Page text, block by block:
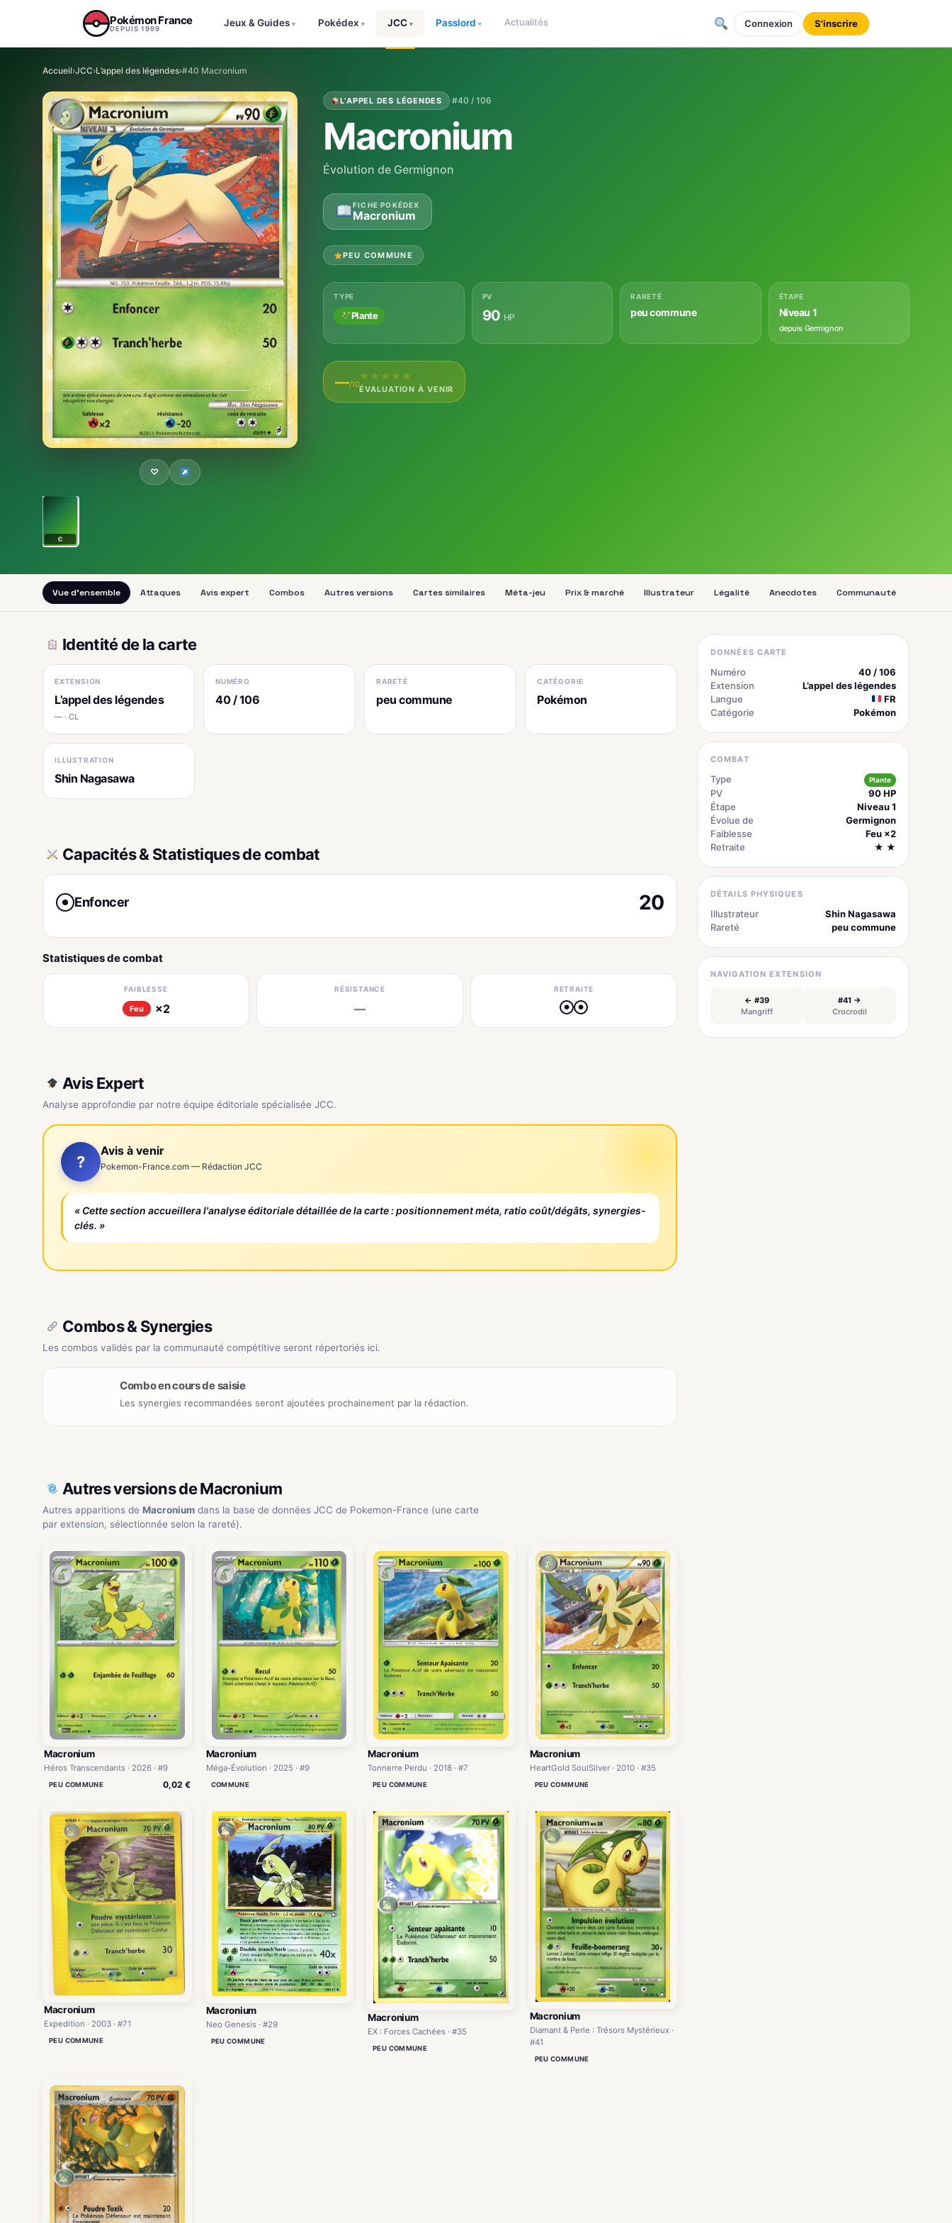
Pokémon France
DEPUIS 1999
Jeux & Guides ▾ Pokédex ▾ JCC ▾ Passlord ▾ Actualités Connexion S'inscrire
Accueil›JCC›L’appel des légendes›#40 Macronium
♡
C
L’APPEL DES LÉGENDES ·#40 / 106
Macronium
Évolution de Germignon
FICHE POKÉDEX
Macronium
PEU COMMUNE
TYPE
Plante
PV
90 HP
RARETÉ
peu commune
ÉTAPE
Niveau 1
depuis Germignon
—/10
★ ★ ★ ★ ★
ÉVALUATION À VENIR
Vue d'ensemble Attaques Avis expert Combos Autres versions Cartes similaires Méta-jeu Prix & marché Illustrateur Légalité Anecdotes Communauté
Identité de la carte
EXTENSION
L’appel des légendes
— · CL
NUMÉRO
40 / 106
RARETÉ
peu commune
CATÉGORIE
Pokémon
ILLUSTRATION
Shin Nagasawa
Capacités & Statistiques de combat
● Enfoncer 20
Statistiques de combat
FAIBLESSE
Feu ×2
RÉSISTANCE
—
RETRAITE
● ●
Avis Expert
Analyse approfondie par notre équipe éditoriale spécialisée JCC.
?
Avis à venir
Pokemon-France.com — Rédaction JCC
« Cette section accueillera l'analyse éditoriale détaillée de la carte : positionnement méta, ratio coût/dégâts, synergies-
clés. »
Combos & Synergies
Les combos validés par la communauté compétitive seront répertoriés ici.
Combo en cours de saisie
Les synergies recommandées seront ajoutées prochainement par la rédaction.
Autres versions de Macronium
Autres apparitions de Macronium dans la base de données JCC de Pokemon-France (une carte
par extension, sélectionnée selon la rareté).
Macronium
Héros Transcendants · 2026 · #9
PEU COMMUNE 0,02 €
Macronium
Méga-Évolution · 2025 · #9
COMMUNE
Macronium
Tonnerre Perdu · 2018 · #7
PEU COMMUNE
Macronium
HeartGold SoulSilver · 2010 · #35
PEU COMMUNE
Macronium
Expedition · 2003 · #71
PEU COMMUNE
Macronium
Neo Genesis · #29
PEU COMMUNE
Macronium
EX : Forces Cachées · #35
PEU COMMUNE
Macronium
Diamant & Perle : Trésors Mystérieux ·
#41
PEU COMMUNE
DONNÉES CARTE
Numéro
40 / 106
Extension
L’appel des légendes
Langue
FR
Catégorie
Pokémon
COMBAT
Type Plante
PV
90 HP
Étape
Niveau 1
Évolue de
Germignon
Faiblesse
Feu ×2
Retraite
★ ★
DÉTAILS PHYSIQUES
Illustrateur
Shin Nagasawa
Rareté
peu commune
NAVIGATION EXTENSION
← #39
Mangriff
#41 →
Crocrodil